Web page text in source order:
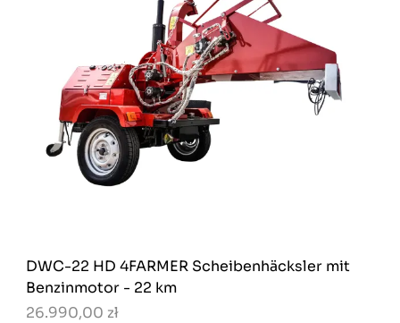
DWC-22 HD 4FARMER Scheibenhäcksler mit
Benzinmotor - 22 km
26.990,00 zł